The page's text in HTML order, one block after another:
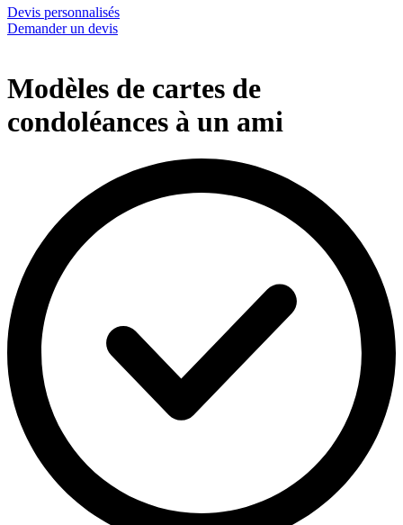
Devis personnalisés
Demander un devis
Modèles de cartes de
condoléances à un ami